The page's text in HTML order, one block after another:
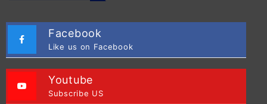
Facebook
Like us on Facebook
Youtube
Subscribe US